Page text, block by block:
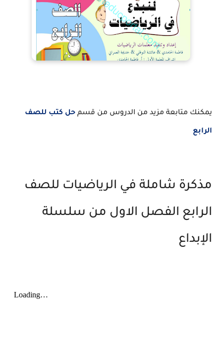
يمكنك متابعة مزيد من الدروس من قسم حل كتب للصف
الرابع
مذكرة شاملة في الرياضيات للصف
الرابع الفصل الاول من سلسلة
الإبداع